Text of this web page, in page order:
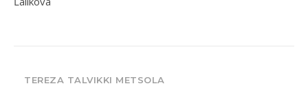
TEREZA TALVIKKI METSOLA